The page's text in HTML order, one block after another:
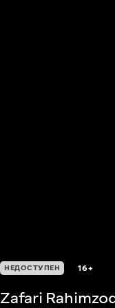
НЕДОСТУПЕН 16+
Zafari